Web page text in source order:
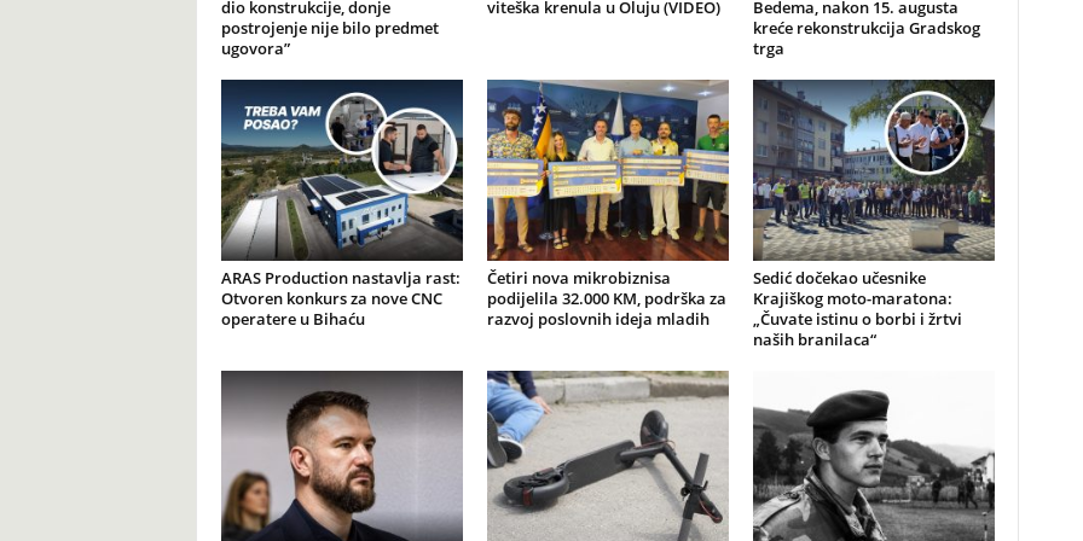
dio konstrukcije, donje
postrojenje nije bilo predmet
ugovora”
viteška krenula u Oluju (VIDEO)
Bedema, nakon 15. augusta
kreće rekonstrukcija Gradskog
trga
ARAS Production nastavlja rast:
Otvoren konkurs za nove CNC
operatere u Bihaću
Četiri nova mikrobiznisa
podijelila 32.000 KM, podrška za
razvoj poslovnih ideja mladih
Sedić dočekao učesnike
Krajiškog moto-maratona:
„Čuvate istinu o borbi i žrtvi
naših branilaca“